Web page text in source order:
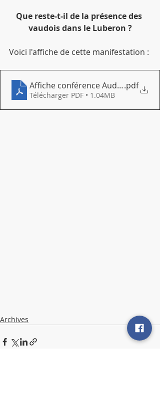
Que reste-t-il de la présence des
vaudois dans le Luberon ?
Voici l'affiche de cette manifestation :
Affiche conférence Audisio.pdf
Télécharger PDF • 1.04MB
Archives